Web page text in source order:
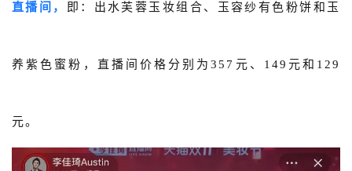
直播间， 即：出水芙蓉玉妆组合、玉容纱有色粉饼和玉
养紫色蜜粉，直播间价格分别为357元、149元和129
元。